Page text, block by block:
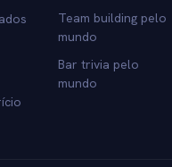
Team building pelo
mundo
Bar trivia pelo
mundo